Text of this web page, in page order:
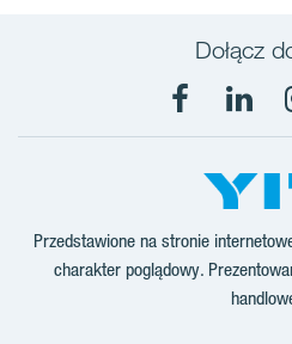
Dołącz
Facebook
Przedstawione na stronie
charakter poglądowy.